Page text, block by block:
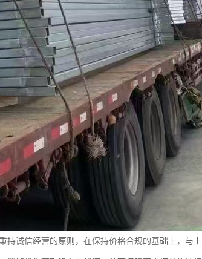
持诚信经营的原则，在保持价格合规的基础上，与上